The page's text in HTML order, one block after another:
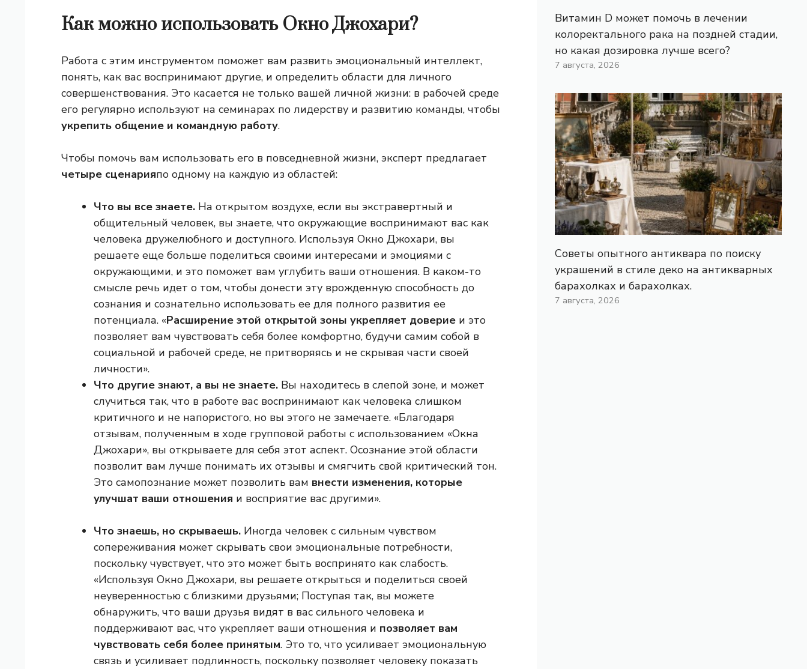
Как можно использовать Окно Джохари?
Работа с этим инструментом поможет вам развить эмоциональный интеллект,
понять, как вас воспринимают другие, и определить области для личного
совершенствования. Это касается не только вашей личной жизни: в рабочей среде
его регулярно используют на семинарах по лидерству и развитию команды, чтобы
укрепить общение и командную работу.
Чтобы помочь вам использовать его в повседневной жизни, эксперт предлагает
четыре сценарияпо одному на каждую из областей:
Что вы все знаете. На открытом воздухе, если вы экстравертный и
общительный человек, вы знаете, что окружающие воспринимают вас как
человека дружелюбного и доступного. Используя Окно Джохари, вы
решаете еще больше поделиться своими интересами и эмоциями с
окружающими, и это поможет вам углубить ваши отношения. В каком-то
смысле речь идет о том, чтобы донести эту врожденную способность до
сознания и сознательно использовать ее для полного развития ее
потенциала. «Расширение этой открытой зоны укрепляет доверие и это
позволяет вам чувствовать себя более комфортно, будучи самим собой в
социальной и рабочей среде, не притворяясь и не скрывая части своей
личности».
Что другие знают, а вы не знаете. Вы находитесь в слепой зоне, и может
случиться так, что в работе вас воспринимают как человека слишком
критичного и не напористого, но вы этого не замечаете. «Благодаря
отзывам, полученным в ходе групповой работы с использованием «Окна
Джохари», вы открываете для себя этот аспект. Осознание этой области
позволит вам лучше понимать их отзывы и смягчить свой критический тон.
Это самопознание может позволить вам внести изменения, которые
улучшат ваши отношения и восприятие вас другими».
Что знаешь, но скрываешь. Иногда человек с сильным чувством
сопереживания может скрывать свои эмоциональные потребности,
поскольку чувствует, что это может быть воспринято как слабость.
«Используя Окно Джохари, вы решаете открыться и поделиться своей
неуверенностью с близкими друзьями; Поступая так, вы можете
обнаружить, что ваши друзья видят в вас сильного человека и
поддерживают вас, что укрепляет ваши отношения и позволяет вам
чувствовать себя более принятым. Это то, что усиливает эмоциональную
связь и усиливает подлинность, поскольку позволяет человеку показать
Витамин D может помочь в лечении
колоректального рака на поздней стадии,
но какая дозировка лучше всего?
7 августа, 2026
Советы опытного антиквара по поиску
украшений в стиле деко на антикварных
барахолках и барахолках.
7 августа, 2026